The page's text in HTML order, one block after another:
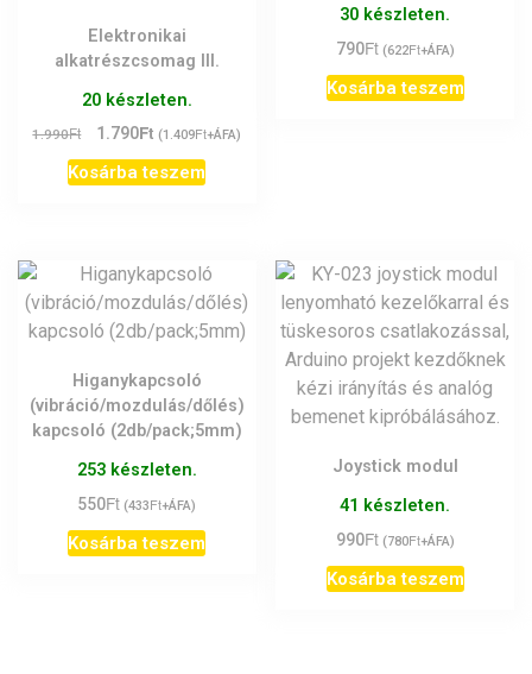
Elektronikai
alkatrészcsomag III.
20 készleten.
1.990Ft
Original
price
was:
1.790Ft Current
price
is:
(1.409Ft+ÁFA)
Kosárba teszem
30 készleten.
790Ft (622Ft+ÁFA)
Kosárba teszem
Higanykapcsoló
(vibráció/mozdulás/dőlés)
kapcsoló (2db/pack;5mm)
253 készleten.
550Ft (433Ft+ÁFA)
Kosárba teszem
Joystick modul
41 készleten.
990Ft (780Ft+ÁFA)
Kosárba teszem